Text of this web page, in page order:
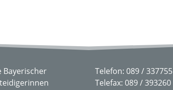
Bayerischer
Telefon: 089 / 337755
Telefax: 089 / 393260